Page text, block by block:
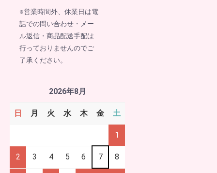
※営業時間外、休業日は電
話での問い合わせ・メー
ル返信・商品配送手配は
行っておりませんのでご
了承ください。
2026年8月
日 月 火 水 木 金 土
1
2 3 4 5 6 7 8